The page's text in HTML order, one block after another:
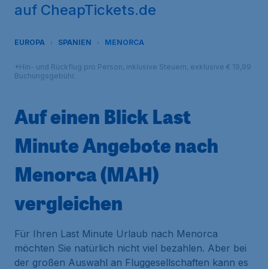
auf CheapTickets.de
EUROPA SPANIEN MENORCA
*Hin- und Rückflug pro Person, inklusive Steuern, exklusive € 19,99
Buchungsgebühr.
Auf einen Blick Last
Minute Angebote nach
Menorca (MAH)
vergleichen
Für Ihren Last Minute Urlaub nach Menorca
möchten Sie natürlich nicht viel bezahlen. Aber bei
der großen Auswahl an Fluggesellschaften kann es